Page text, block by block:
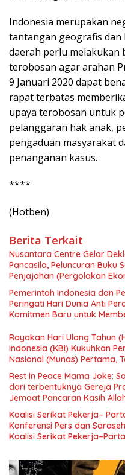
Indonesia merupakan
tantangan geografis dan
daerah perlu melakukan
terobosan agar arahan
9 Januari 2020 dapat
rapat terbatas
upaya terobosan untuk
pelanggaran hak anak,
pengaduan masyarakat
penanganan kasus.
****
(Hotben)
Berita Terkait
Nusantara Centre Gelar
Pancasila, Peluncuran Buku
Penjajahan (Pergolakan
Simposium Nasional
Nasional dan Kesejahteraan
Menuju Indonesia Emas
Pemerintah Indonesia dan
Peringati Hari Dunia Anti
Komitmen Baru untuk
Rayakan Hari Ulang Tahun
Indonesia (KBI) Kukuhkan
Nasional (Munas) Pertama,
Pengembangan Organisasi
Indonesia dan
Rest In Peace Mama Joke:
dari terbentuknya Gereja
Jemaat Pancaran Kasih
Koalisi Serikat Pekerja–
Konferensi Pers dan
Koalisi Serikat